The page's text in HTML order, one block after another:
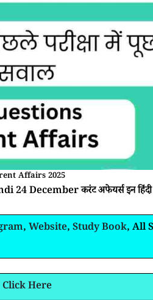
Affairs 2025
December करंट अफेयर्स इन हिंदी
, Website, Study Book, All
Click Here